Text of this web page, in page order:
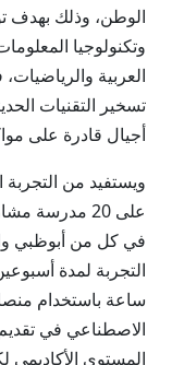
الوطن، وذلك بهدف
وتكنولوجيا
العربية
تسخير التقنيات
أجيال قادرة على
على 20
في كل من أبوظبي
التجربة لمدة
ساعة باستخدام
الاصطناعي في
المستوى